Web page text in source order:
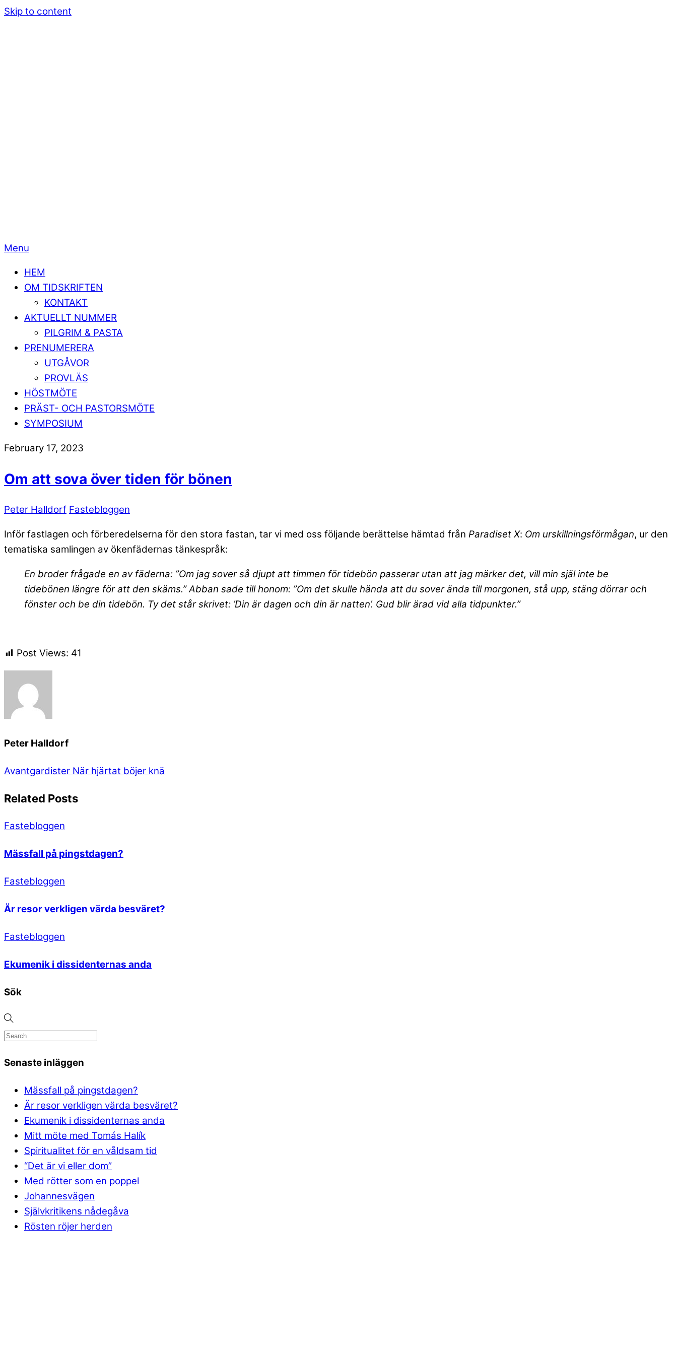
Skip to content
Menu
HEM
OM TIDSKRIFTEN
KONTAKT
AKTUELLT NUMMER
PILGRIM & PASTA
PRENUMERERA
UTGÅVOR
PROVLÄS
HÖSTMÖTE
PRÄST- OCH PASTORSMÖTE
SYMPOSIUM
February 17, 2023
Om att sova över tiden för bönen
Peter Halldorf Fastebloggen
Inför fastlagen och förberedelserna för den stora fastan, tar vi med oss följande berättelse hämtad från Paradiset X: Om urskillningsförmågan, ur den
tematiska samlingen av ökenfädernas tänkespråk:
En broder frågade en av fäderna: ”Om jag sover så djupt att timmen för tidebön passerar utan att jag märker det, vill min själ inte be
tidebönen längre för att den skäms.” Abban sade till honom: ”Om det skulle hända att du sover ända till morgonen, stå upp, stäng dörrar och
fönster och be din tidebön. Ty det står skrivet: ’Din är dagen och din är natten’. Gud blir ärad vid alla tidpunkter.”
Post Views: 41
Peter Halldorf
Avantgardister När hjärtat böjer knä
Related Posts
Fastebloggen
Mässfall på pingstdagen?
Fastebloggen
Är resor verkligen värda besväret?
Fastebloggen
Ekumenik i dissidenternas anda
Sök
Senaste inläggen
Mässfall på pingstdagen?
Är resor verkligen värda besväret?
Ekumenik i dissidenternas anda
Mitt möte med Tomás Halík
Spiritualitet för en våldsam tid
“Det är vi eller dom”
Med rötter som en poppel
Johannesvägen
Självkritikens nådegåva
Rösten röjer herden